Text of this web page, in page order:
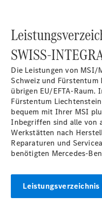
Über uns
Jobs &
SWISS-
Die Leistungen von MSI/
Schweiz und
übrigen EU/EFTA-Raum.
Fürstentum
bequem mit Ihrer MSI
Inbegriffen sind alle von
Werkstätten nach
Reparaturen und
benötigten Mercedes-